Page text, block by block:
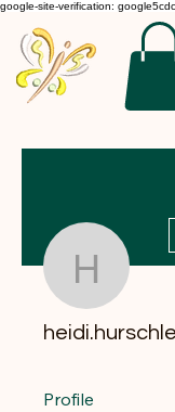
google-site-verification:
Profile